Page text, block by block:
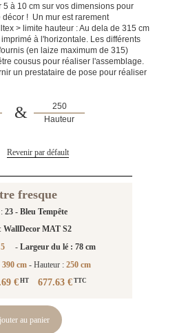
à 10 cm sur vos dimensions pour
! Un mur est rarement
> limite hauteur : Au dela de 315 cm
à l'horizontale. Les différents
(en laize maximum de 315)
cousus pour réaliser l'assemblage.
un prestataire de pose pour réaliser
& Hauteur
Revenir par défault
fresque
:23 - Bleu Tempête
WallDecor MAT S2
5 - Largeur du lé : 78 cm
390 cm - Hauteur :250 cm
€ HT 677.63 €TTC
au panier